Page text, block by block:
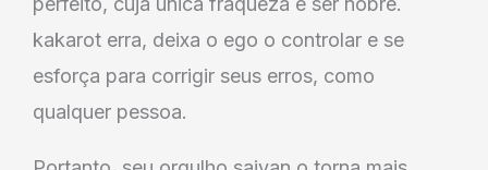
kakarot erra, deixa o ego o controlar e se
esforça para corrigir seus erros, como
qualquer pessoa.